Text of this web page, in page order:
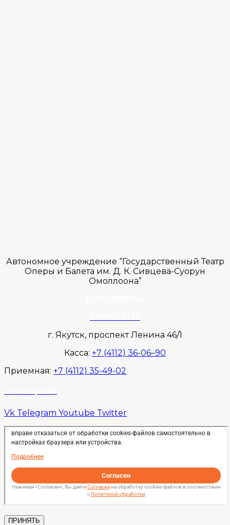
Автономное учреждение “Государственный Театр
Оперы и Балета им. Д. К. Сивцева-Суорун
Омоллоона”
г. Якутск, проспект Ленина 46/1
Касса: +7 (4112) 36-06–90
Приемная: +7 (4112) 35-49-02
Vk Telegram Youtube Twitter
ПРИНЯТЬ